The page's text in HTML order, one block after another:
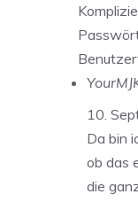
10.
Da bin
ob das
die